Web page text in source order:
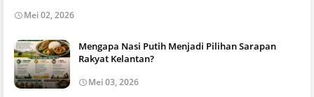
Mei 02, 2026
Mengapa Nasi Putih Menjadi Pilihan Sarapan
Rakyat Kelantan?
Mei 03, 2026